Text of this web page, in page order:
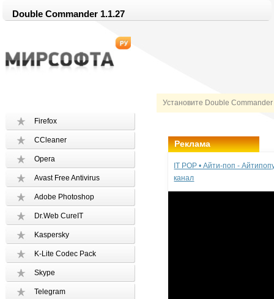
Double Commander 1.1.27
Установите Double
Firefox
CCleaner
Opera
Avast Free Antivirus
Adobe Photoshop
Dr.Web CureIT
Kaspersky
K-Lite Codec Pack
Skype
Telegram
Реклама
IT POP • Айти-поп -
канал